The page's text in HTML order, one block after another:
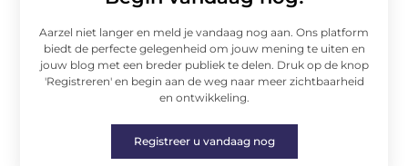
Aarzel niet langer en meld je vandaag nog aan. Ons platform
biedt de perfecte gelegenheid om jouw mening te uiten en
jouw blog met een breder publiek te delen. Druk op de knop
'Registreren' en begin aan de weg naar meer zichtbaarheid
en ontwikkeling.
Registreer u vandaag nog